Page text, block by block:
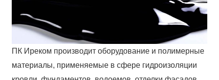
ПК Иреком производит оборудование и полимерные
материалы, применяемые в сфере гидроизоляции